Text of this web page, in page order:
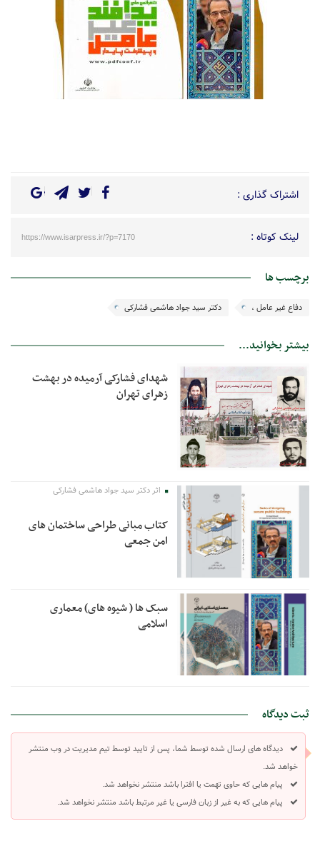
اشتراک گذاری :
لینک کوتاه : https://www.isarpress.ir/?p=7170
برچسب ها
دفاع غیر عامل ، دکتر سید جواد هاشمی فشارکی
بیشتر بخوانید...
شهدای فشارکی آرمیده در بهشت
زهرای تهران
اثر دکتر سید جواد هاشمی فشارکی
کتاب مبانی طراحی ساختمان های
امن جمعی
سبک ها ( شیوه های) معماری
اسلامی
ثبت دیدگاه
دیدگاه های ارسال شده توسط شما، پس از تایید توسط تیم مدیریت در وب منتشر
خواهد شد.
پیام هایی که حاوی تهمت یا افترا باشد منتشر نخواهد شد.
پیام هایی که به غیر از زبان فارسی یا غیر مرتبط باشد منتشر نخواهد شد.